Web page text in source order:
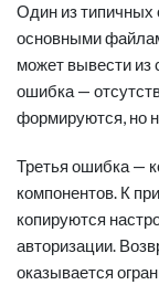
Один из
основными
может вывести
ошибка —
формируются, но
Третья ошибка —
компонентов. К
копируются
авторизации.
оказывается